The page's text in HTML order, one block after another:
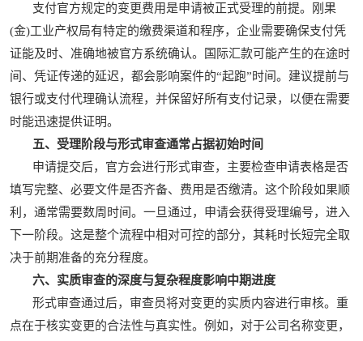
支付官方规定的变更费用是申请被正式受理的前提。刚果
(金)工业产权局有特定的缴费渠道和程序，企业需要确保支付凭
证能及时、准确地被官方系统确认。国际汇款可能产生的在途时
间、凭证传递的延迟，都会影响案件的“起跑”时间。建议提前与
银行或支付代理确认流程，并保留好所有支付记录，以便在需要
时能迅速提供证明。
五、受理阶段与形式审查通常占据初始时间
申请提交后，官方会进行形式审查，主要检查申请表格是否
填写完整、必要文件是否齐备、费用是否缴清。这个阶段如果顺
利，通常需要数周时间。一旦通过，申请会获得受理编号，进入
下一阶段。这是整个流程中相对可控的部分，其耗时长短完全取
决于前期准备的充分程度。
六、实质审查的深度与复杂程度影响中期进度
形式审查通过后，审查员将对变更的实质内容进行审核。重
点在于核实变更的合法性与真实性。例如，对于公司名称变更，